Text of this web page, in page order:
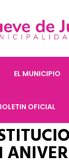
EL MUNICIPIO
OFICIAL